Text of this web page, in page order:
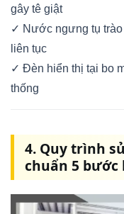
gây tê giật
✓ Nước ngưng tụ
liên tục
✓ Đèn hiển thị tại bo
thống
4. Quy trình
chuẩn 5